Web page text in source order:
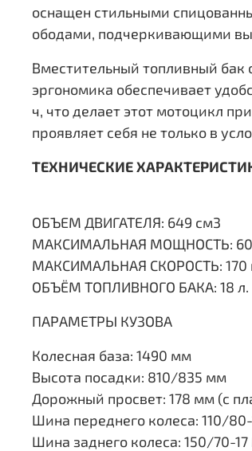
оснащен стильными
ободами, подчеркивающими
Вместительный топливный бак
эргономика обеспечивает
ч, что делает этот мотоцикл
проявляет себя не только в
ТЕХНИЧЕСКИЕ
ОБЪЕМ ДВИГАТЕЛЯ: 649 см3
МАКСИМАЛЬНАЯ МОЩНОСТЬ: 60
МАКСИМАЛЬНАЯ СКОРОСТЬ: 170
ОБЪЁМ ТОПЛИВНОГО БАКА: 18 л.
ПАРАМЕТРЫ КУЗОВА
Колесная база: 1490 мм
Высота посадки: 810/835 мм
Дорожный просвет: 178 мм (с
Шина переднего колеса: 110/
Шина заднего колеса: 150/70-